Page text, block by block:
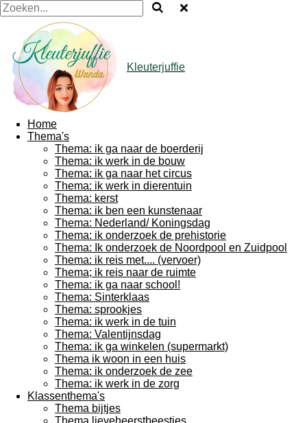
Kleuterjuffie
Home
Thema's
Thema: ik ga naar de boerderij
Thema: ik werk in de bouw
Thema: ik ga naar het circus
Thema: ik werk in dierentuin
Thema: kerst
Thema: ik ben een kunstenaar
Thema: Nederland/ Koningsdag
Thema: ik onderzoek de prehistorie
Thema: Ik onderzoek de Noordpool en Zuidpool
Thema: ik reis met.... (vervoer)
Thema; ik reis naar de ruimte
Thema: ik ga naar school!
Thema: Sinterklaas
Thema: sprookjes
Thema: ik werk in de tuin
Thema: Valentijnsdag
Thema: ik ga winkelen (supermarkt)
Thema ik woon in een huis
Thema: ik onderzoek de zee
Thema: ik werk in de zorg
Klassenthema's
Thema bijtjes
Thema lieveheerstbeestjes